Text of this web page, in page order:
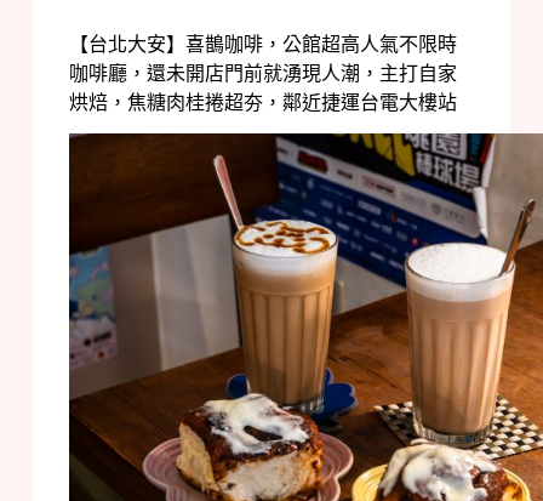
【台北大安】喜鵲咖啡，公館超高人氣不限時
咖啡廳，還未開店門前就湧現人潮，主打自家
烘焙，焦糖肉桂捲超夯，鄰近捷運台電大樓站